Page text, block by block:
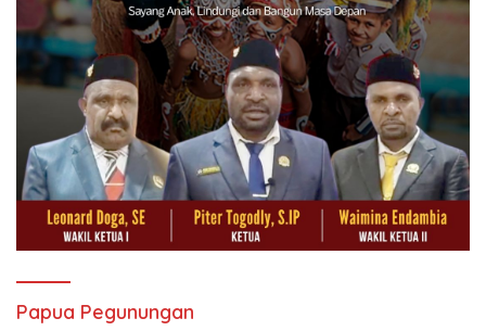
Papua Pegunungan